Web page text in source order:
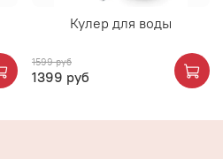
Кулер для воды
1599 руб
1399 руб